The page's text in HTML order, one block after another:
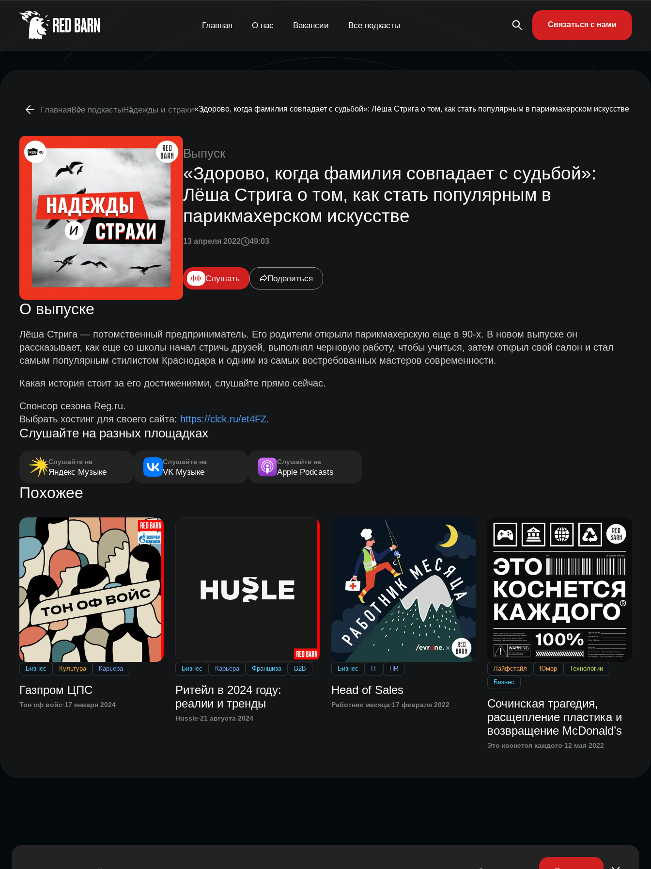
Главная О нас Вакансии Все подкасты Связаться с нами
ГлавнаяВсе подкастыНадежды и страхи«Здорово, когда фамилия совпадает с судьбой»: Лёша Стрига о том, как стать популярным в парикмахерском искусстве
Выпуск
«Здорово, когда фамилия совпадает с судьбой»:
Лёша Стрига о том, как стать популярным в
парикмахерском искусстве
13 апреля 2022 49:03
Слушать Поделиться
О выпуске
Лёша Стрига — потомственный предприниматель. Его родители открыли парикмахерскую еще в 90-х. В новом выпуске он
рассказывает, как еще со школы начал стричь друзей, выполнял черновую работу, чтобы учиться, затем открыл свой салон и стал
самым популярным стилистом Краснодара и одним из самых востребованных мастеров современности.
Какая история стоит за его достижениями, слушайте прямо сейчас.
Спонсор сезона Reg.ru.
Выбрать хостинг для своего сайта: https://clck.ru/et4FZ.
Слушайте на разных площадках
Слушайте на
Яндекс Музыке
Слушайте на
VK Музыке
Слушайте на
Apple Podcasts
Похожее
Бизнес Культура Карьера
Газпром ЦПС
Тон оф войс 17 января 2024
Бизнес Карьера Франшиза B2B
Ритейл в 2024 году:
реалии и тренды
Hussle 21 августа 2024
Бизнес IT HR
Head of Sales
Работник месяца 17 февраля 2022
Лайфстайл Юмор
Технологии
Бизнес
Сочинская трагедия,
расщепление пластика и
возвращение McDonald’s
Это коснется каждого 12 мая 2022